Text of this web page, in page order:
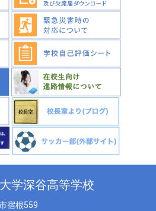
学深谷高等学校
宿根559